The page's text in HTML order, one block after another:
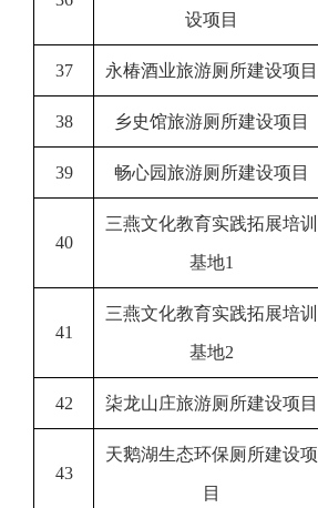
设项目
37 永椿酒业旅游厕所建设项目
38 乡史馆旅游厕所建设项目
39 畅心园旅游厕所建设项目
40
三燕文化教育实践拓展培训
基地1
41
三燕文化教育实践拓展培训
基地2
42 柒龙山庄旅游厕所建设项目
43
天鹅湖生态环保厕所建设项
目